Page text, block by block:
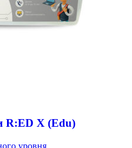
R:ED X (Edu)
уровня